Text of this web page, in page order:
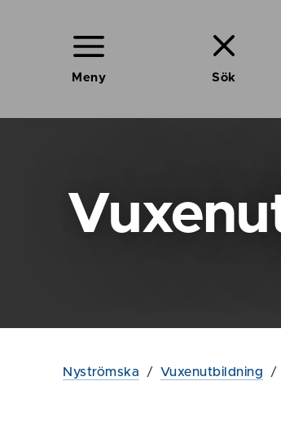
Meny Sök
Nyströmska / Vuxenutbildning /